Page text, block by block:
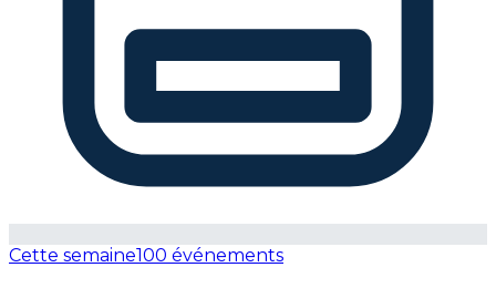
Cette semaine100 événements